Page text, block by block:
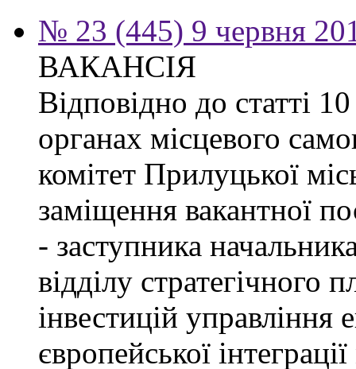
№ 23 (445) 9 червня
ВАКАНСІЯ
Відповідно до статті
органах місцевого
комітет Прилуцької
заміщення вакантної
- заступника
відділу стратегічного
інвестицій управління
європейської